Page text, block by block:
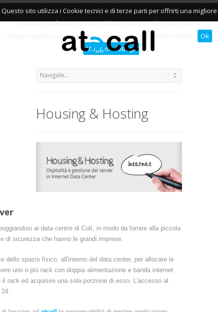
Questo sito utilizza i Cookie tecnici e di terze parti per offrirti una migliore
esperienza di navigazione sul sito. Continuando a navigare o
selezionando un qualsiasi elemento accetti l’utilizzo dei Cookie.
Ok
Maggiori dettagli
Housing & Hosting
ai data centre di Colt, in modo da fornire alla piccola
di sicurezza che hanno le grandi imprese.
dello spazio fisico, all'interno del data center, per allocare le
uno o più rack con doppia alimentazione e banda internet
rack ed acquisire una sola porzione di esso. L'accesso al